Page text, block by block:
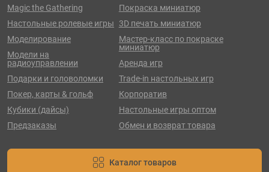
Magic the Gathering
Настольные ролевые игры
Моделирование
Модели на
радиоуправлении
Подарки и головоломки
Покер, карты & гольф
Кубики (дайсы)
Предзаказы
Покраска миниатюр
3D печать миниатюр
Мастер-класс по покраске
миниатюр
Аренда игр
Trade-in настольных игр
Корпоратив
Настольные игры оптом
Обмен и возврат товара
Каталог товаров